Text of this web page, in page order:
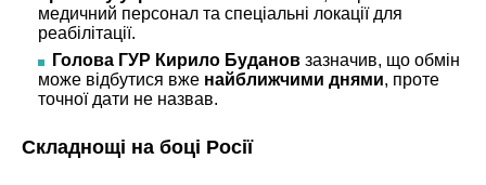
медичний персонал та спеціальні локації для
реабілітації.
Голова ГУР Кирило Буданов зазначив, що обмін
може відбутися вже найближчими днями, проте
точної дати не назвав.
Складнощі на боці Росії